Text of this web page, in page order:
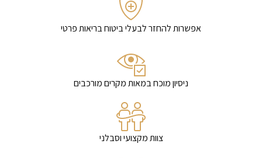
אפשרות להחזר לבעלי ביטוח בריאות פרטי
ניסיון מוכח במאות מקרים מורכבים
צוות מקצועי וסבלני